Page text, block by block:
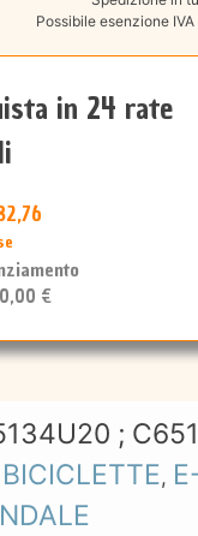
Possibile esenzione
in 24 rate
€
;
BICICLETTE,